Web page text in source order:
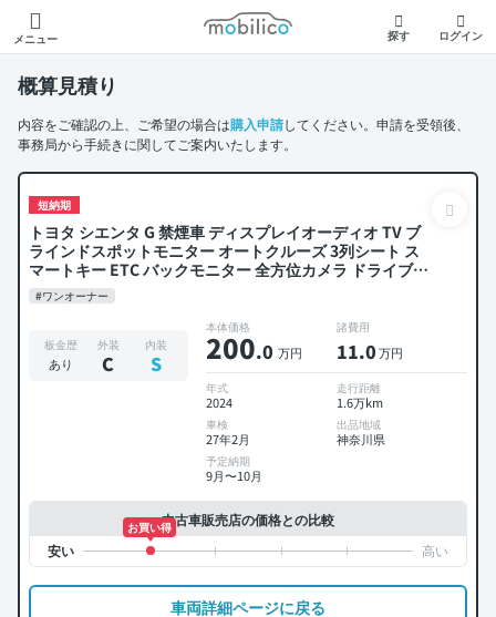
メニュー
モビリコ
探す ログイン
概算見積り
内容をご確認の上、ご希望の場合は購入申請してください。申請を受領後、
事務局から手続きに関してご案内いたします。
短納期
トヨタ シエンタ G 禁煙車 ディスプレイオーディオ TV ブ
ラインドスポットモニター オートクルーズ 3列シート ス
マートキー ETC バックモニター 全方位カメラ ドライブレ
コーダー 衝突軽減 両側電動スライドドア 7人乗り
#ワンオーナー
板金歴
あり
外装
C
内装
S
本体価格
200.0 万円
諸費用
11.0万円
年式
2024
走行距離
1.6万km
車検
27年2月
出品地域
神奈川県
予定納期
9月〜10月
中古車販売店の価格との比較
お買い得
車両詳細ページに戻る